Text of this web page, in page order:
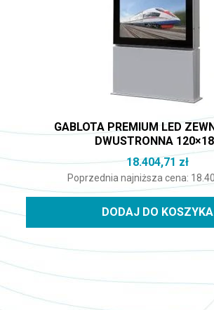
GABLOTA PREMIUM LED
DWUSTRONNA
18.404,71 zł
Poprzednia najniższa cena:
DODAJ DO KOSZYKA